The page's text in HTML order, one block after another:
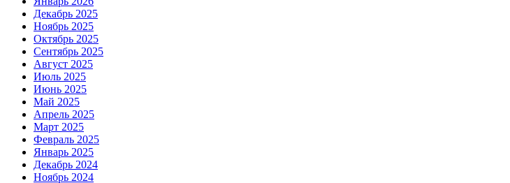
Декабрь 2025
Ноябрь 2025
Октябрь 2025
Сентябрь 2025
Август 2025
Июль 2025
Июнь 2025
Май 2025
Апрель 2025
Март 2025
Февраль 2025
Январь 2025
Декабрь 2024
Ноябрь 2024